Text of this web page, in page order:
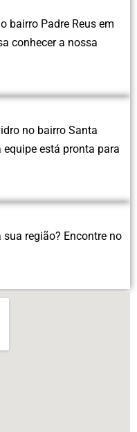
bairro Padre Reus em
conhecer a nossa
no bairro Santa
equipe está pronta para
região? Encontre no